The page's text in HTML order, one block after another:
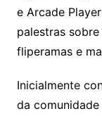
e Arcade
palestras
fliperamas e
Inicialmente
da comunidade